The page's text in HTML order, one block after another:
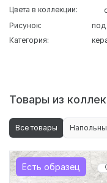
Цвета в коллекции:
Рисунок:
под
Категория:
поверхности и
подходит для
пространств, а также
Плита имеет
благодаря чему
влажных зонах.
Товары из
Все товары
Есть образец